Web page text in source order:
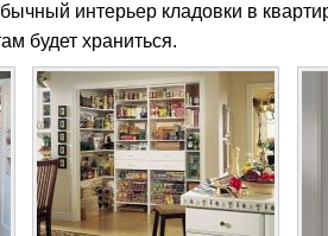
интерьер кладовки в
будет храниться.